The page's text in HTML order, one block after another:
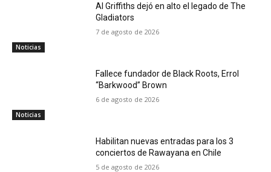
Noticias
Al Griffiths dejó en alto el legado de The
Gladiators
7 de agosto de 2026
Noticias
Fallece fundador de Black Roots, Errol
“Barkwood” Brown
6 de agosto de 2026
Habilitan nuevas entradas para los 3
conciertos de Rawayana en Chile
5 de agosto de 2026